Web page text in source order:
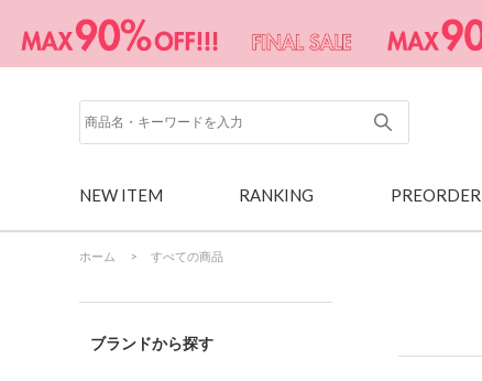
NEW ITEM RANKING PREORDER
ホーム > すべての商品
ブランド